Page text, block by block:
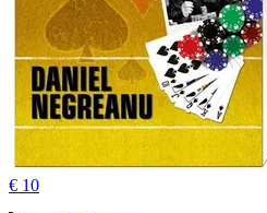
€ 10